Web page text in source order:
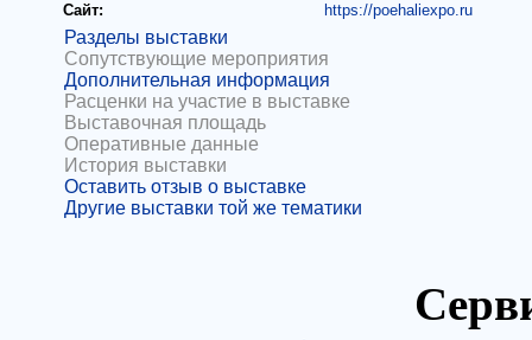
Сайт:
https://poehaliexpo.ru
Разделы выставки
Сопутствующие мероприятия
Дополнительная информация
Расценки на участие в выставке
Выставочная площадь
Оперативные данные
История выставки
Оставить отзыв о выставке
Другие выставки той же тематики